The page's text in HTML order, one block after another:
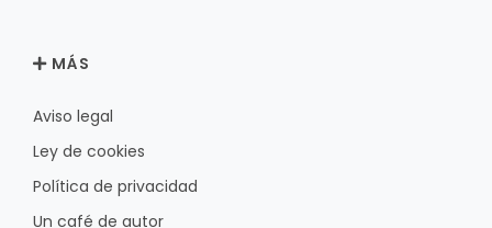
MÁS
Aviso legal
Ley de cookies
Política de privacidad
Un café de autor